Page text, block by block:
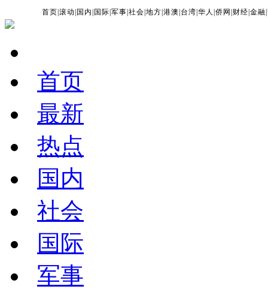
首页 |滚动 国内 国际 |军事 |社会 |地方 |港澳 台湾 |华人 |侨网 财经 |金融 |
首页
最新
热点
国内
社会
国际
军事